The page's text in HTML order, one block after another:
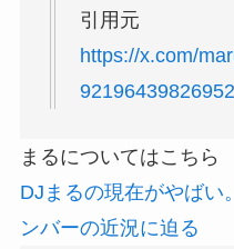
引用元
https://x.com/
まるについてはこちら
DJまるの現在がやばい
ンバーの近況に迫る